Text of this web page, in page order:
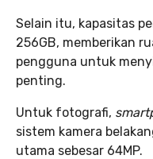
Selain itu, kapasitas
256GB, memberikan
pengguna untuk
penting.
Untuk fotografi,
sistem kamera
utama sebesar 64MP.